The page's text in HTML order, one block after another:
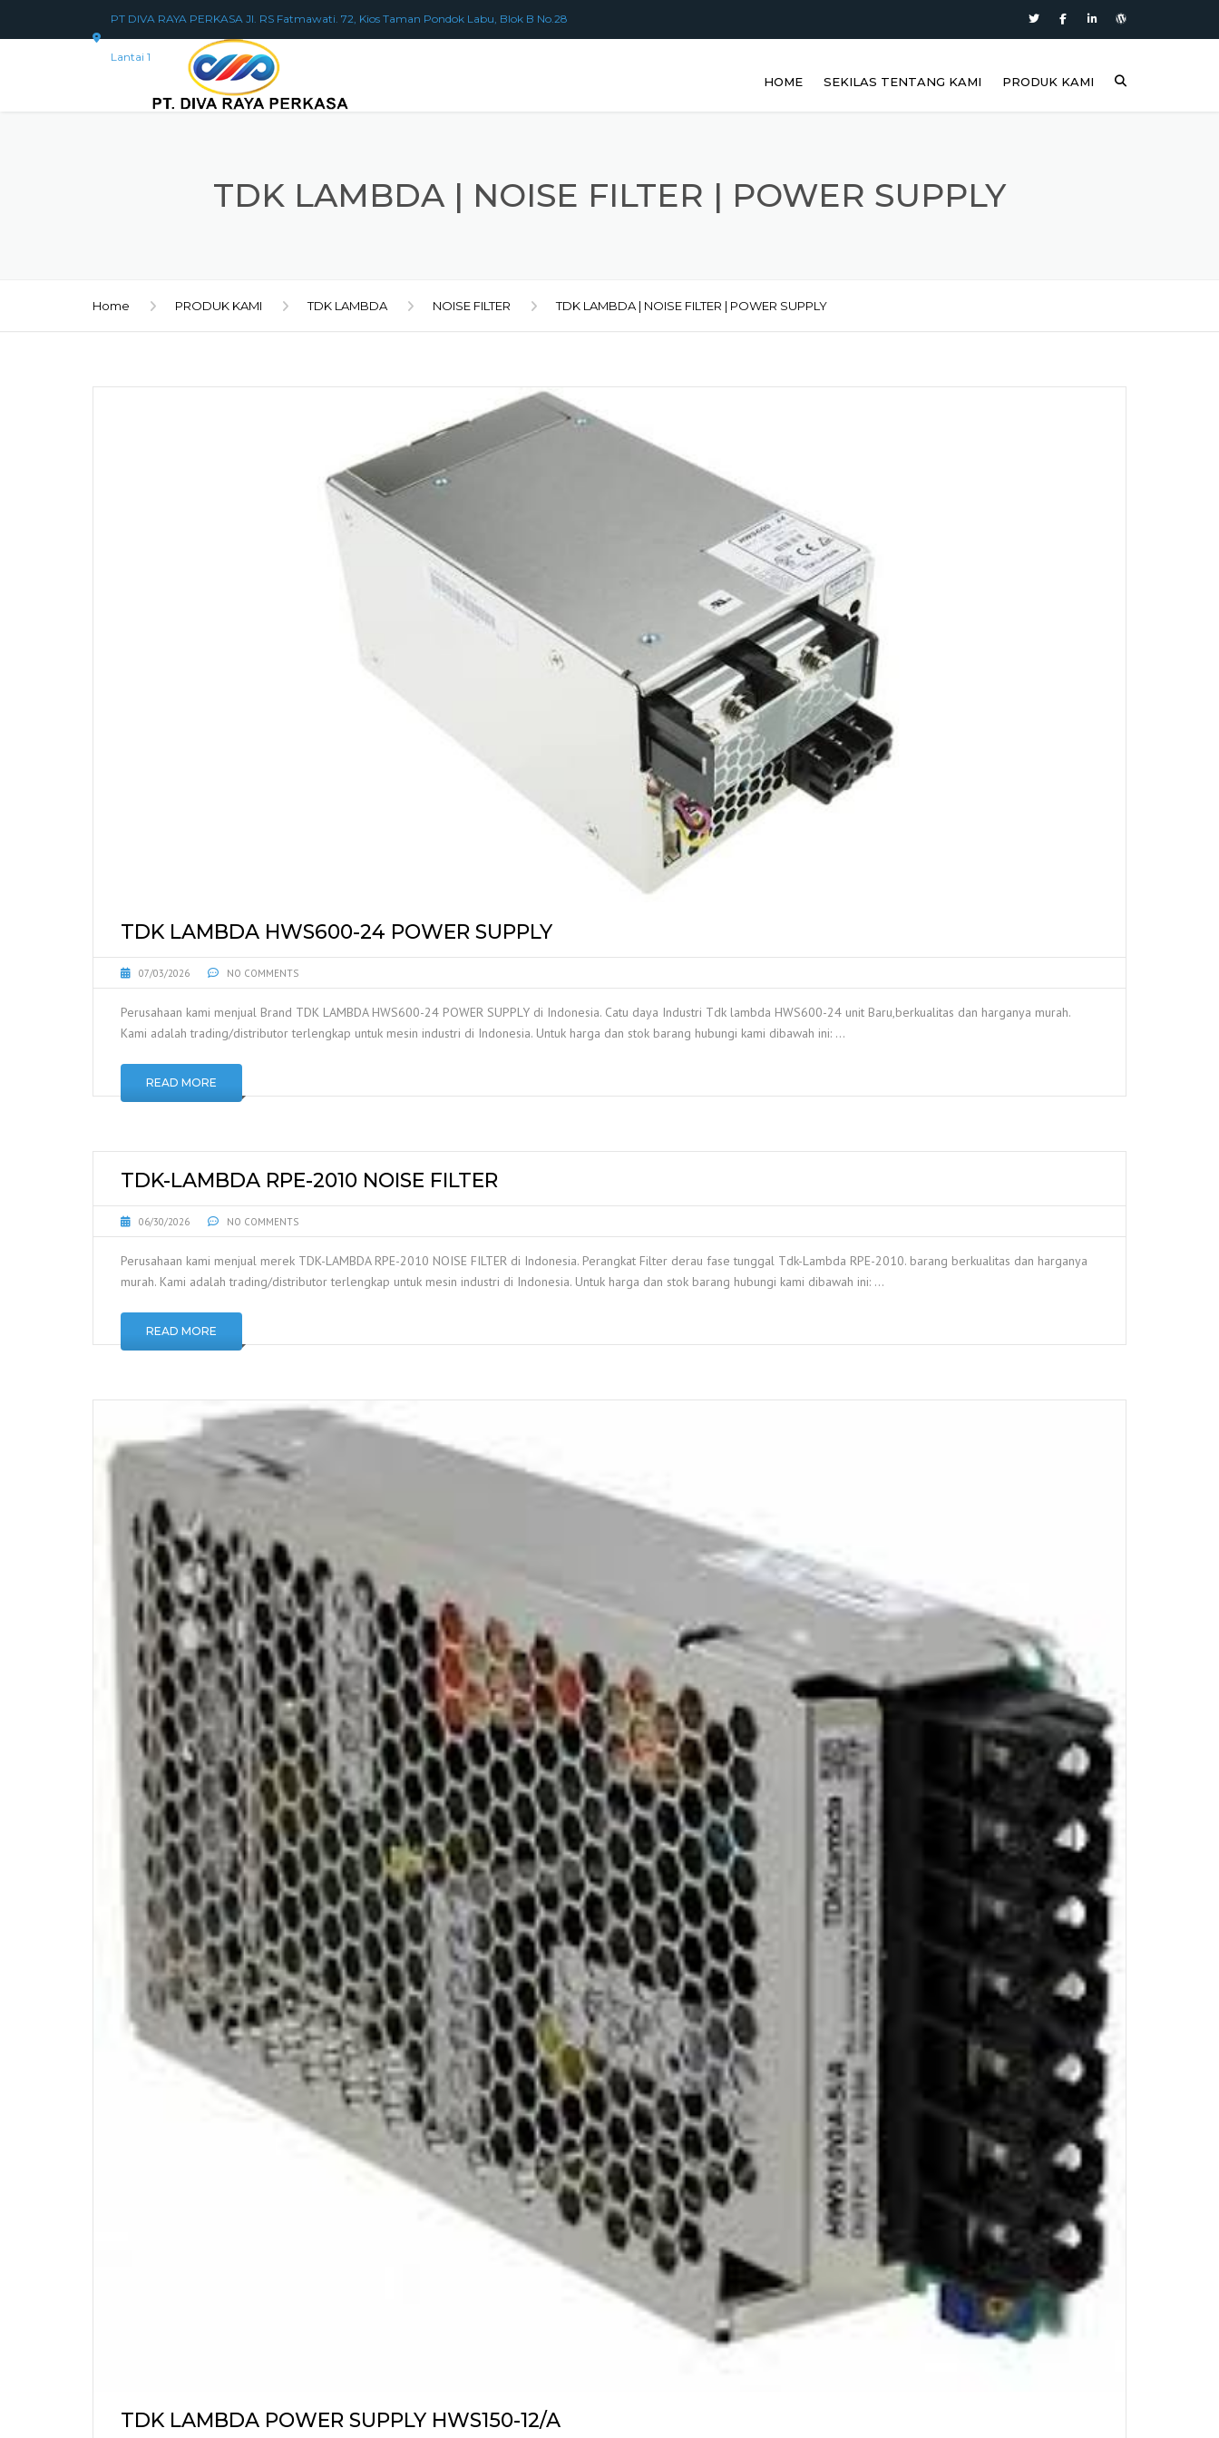
PT DIVA RAYA PERKASA Jl. RS Fatmawati. 72, Kios Taman Pondok Labu, Blok B No.28
Lantai 1
HOME SEKILAS TENTANG KAMI PRODUK KAMI
TDK LAMBDA | NOISE FILTER | POWER SUPPLY
Home PRODUK KAMI TDK LAMBDA NOISE FILTER TDK LAMBDA | NOISE FILTER | POWER SUPPLY
TDK LAMBDA HWS600-24 POWER SUPPLY
07/03/2026 NO COMMENTS
Perusahaan kami menjual Brand TDK LAMBDA HWS600-24 POWER SUPPLY di Indonesia. Catu daya Industri Tdk lambda HWS600-24 unit Baru,berkualitas dan harganya murah.
Kami adalah trading/distributor terlengkap untuk mesin industri di Indonesia. Untuk harga dan stok barang hubungi kami dibawah ini: …
READ MORE
TDK-LAMBDA RPE-2010 NOISE FILTER
06/30/2026 NO COMMENTS
Perusahaan kami menjual merek TDK-LAMBDA RPE-2010 NOISE FILTER di Indonesia. Perangkat Filter derau fase tunggal Tdk-Lambda RPE-2010. barang berkualitas dan harganya
murah. Kami adalah trading/distributor terlengkap untuk mesin industri di Indonesia. Untuk harga dan stok barang hubungi kami dibawah ini: …
READ MORE
TDK LAMBDA POWER SUPPLY HWS150-12/A